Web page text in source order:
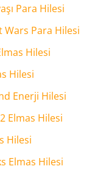
Para Hilesi
Wars Para Hilesi
Hilesi
Hilesi
Enerji Hilesi
Elmas Hilesi
Hilesi
Elmas Hilesi